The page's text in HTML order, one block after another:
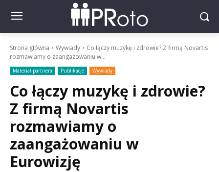
Strona główna Wywiady
Co łączy muzykę i zdrowie? Z firmą Novartis
rozmawiamy o zaangażowaniu w...
Materiał partnera Publikacje Wywiady
Co łączy muzykę i zdrowie?
Z firmą Novartis
rozmawiamy o
zaangażowaniu w
Eurowizję